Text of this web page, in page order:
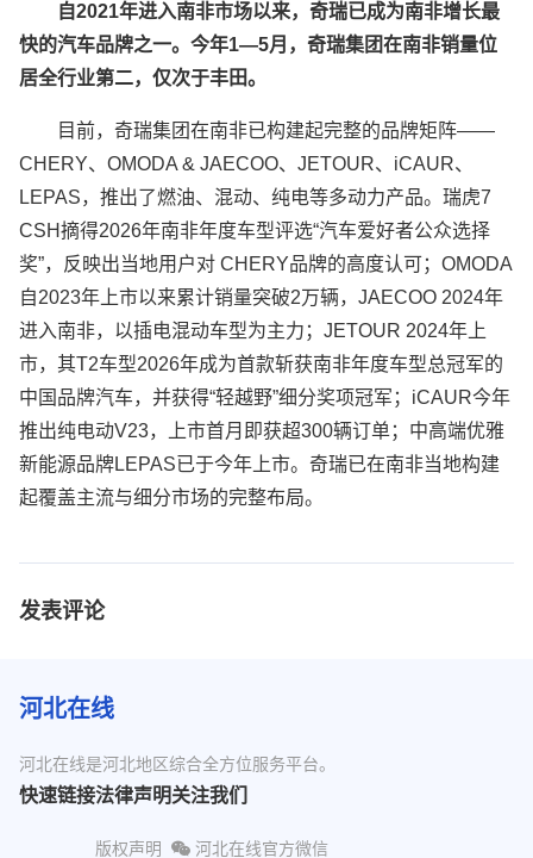
自2021年进入南非市场以来，奇瑞已成为南非增长最
快的汽车品牌之一。今年1—5月，奇瑞集团在南非销量位
居全行业第二，仅次于丰田。
目前，奇瑞集团在南非已构建起完整的品牌矩阵——
CHERY、OMODA & JAECOO、JETOUR、iCAUR、
LEPAS，推出了燃油、混动、纯电等多动力产品。瑞虎7
CSH摘得2026年南非年度车型评选“汽车爱好者公众选择
奖”，反映出当地用户对 CHERY品牌的高度认可；OMODA
自2023年上市以来累计销量突破2万辆，JAECOO 2024年
进入南非，以插电混动车型为主力；JETOUR 2024年上
市，其T2车型2026年成为首款斩获南非年度车型总冠军的
中国品牌汽车，并获得“轻越野”细分奖项冠军；iCAUR今年
推出纯电动V23，上市首月即获超300辆订单；中高端优雅
新能源品牌LEPAS已于今年上市。奇瑞已在南非当地构建
起覆盖主流与细分市场的完整布局。
发表评论
河北在线
河北在线是河北地区综合全方位服务平台。
快速链接法律声明
版权声明
关注我们
河北在线官方微信